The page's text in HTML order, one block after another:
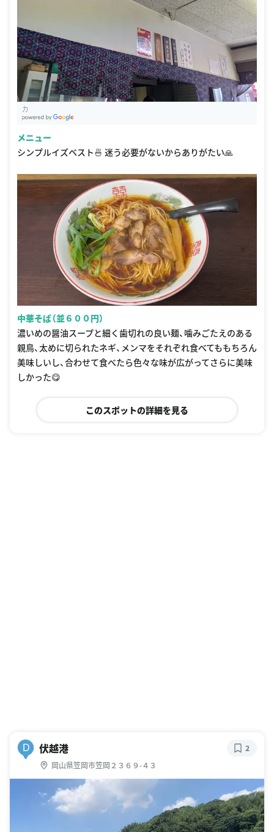
力
メニュー
シンプルイズベスト🍜 迷う必要がないからありがたい🙏
中華そば（並６００円）
濃いめの醤油スープと細く歯切れの良い麺、噛みごたえのある
親鳥、太めに切られたネギ、メンマをそれぞれ食べてももちろん
美味しいし、合わせて食べたら色々な味が広がってさらに美味
しかった😋
このスポットの詳細を見る
D 伏越港
岡山県笠岡市笠岡２３６９-４３
2